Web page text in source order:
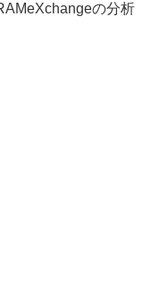
の分析